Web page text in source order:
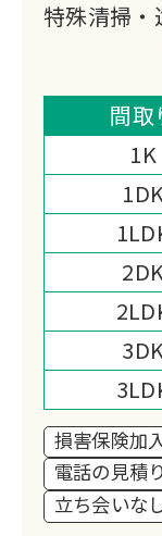
特殊清掃
応し、真
竹炭精製
数値化さ
間取
1K
損害保険加
電話の見積
立ち会いな